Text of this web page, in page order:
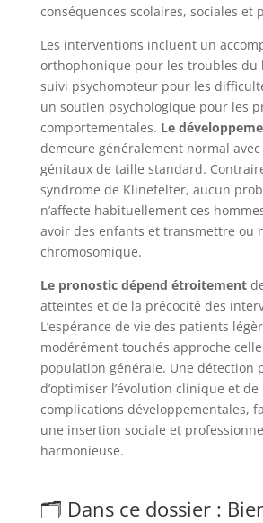
conséquences scolaires, sociales et
Les interventions incluent un
orthophonique pour les troubles du
suivi psychomoteur pour les
un soutien psychologique pour les
comportementales. Le
demeure généralement normal avec
génitaux de taille standard.
syndrome de Klinefelter, aucun
n’affecte habituellement ces
avoir des enfants et transmettre ou
chromosomique.
Le pronostic dépend étroitement
atteintes et de la précocité des
L’espérance de vie des patients
modérément touchés approche
population générale. Une détection
d’optimiser l’évolution clinique et
complications développementales,
une insertion sociale et
harmonieuse.
🗂️ Dans ce dossier :